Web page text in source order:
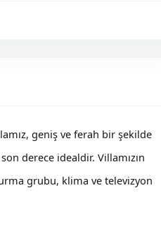
geniş ve ferah bir şekilde
derece idealdir. Villamızın
grubu, klima ve televizyon